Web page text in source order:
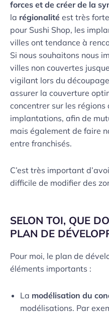
forces et de créer de la
la régionalité est très
pour Sushi Shop, les
villes ont tendance à
Si nous souhaitons nous
villes non couvertes
vigilant lors du
assurer la couverture
concentrer sur les
implantations, afin de
mais également de faire
entre franchisés.
C’est très important
difficile de modifier des
SELON TOI, QUE
PLAN DE
Pour moi, le plan de
éléments importants :
La modélisation du
modélisations. Par